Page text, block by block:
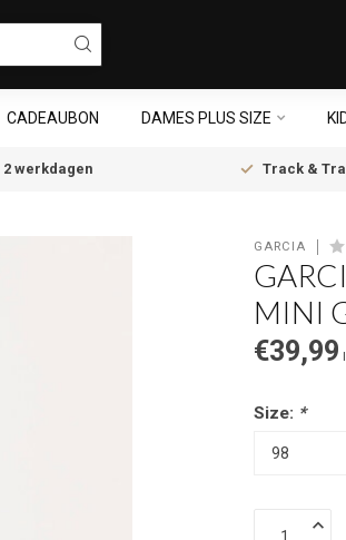
CADEAUBON DAMES PLUS SIZE
2 werkdagen Track &
GARCIA
MINI
€39,99
Size: *